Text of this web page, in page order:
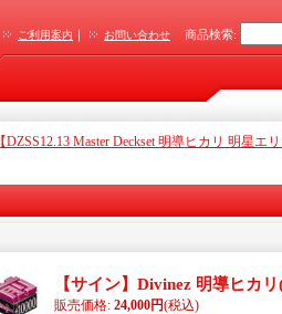
ご利用案内 ｜ お問い合わせ 商品検索:
【DZSS12.13 Master Deckset 明導ヒカリ 明星エリ
【サイン】Divinez 明導ヒカ
販売価格: 24,000円(税込)